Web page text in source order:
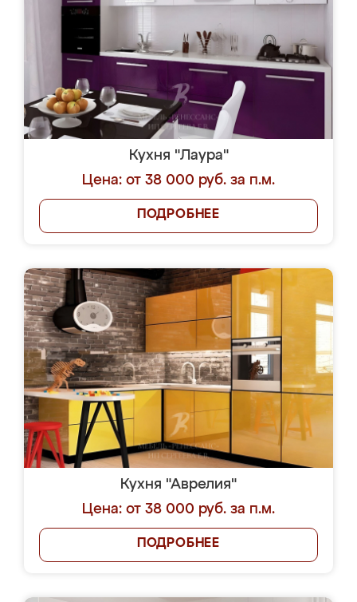
Кухня "Лаура"
Цена: от 38 000 руб. за п.м.
ПОДРОБНЕЕ
Кухня "Аврелия"
Цена: от 38 000 руб. за п.м.
ПОДРОБНЕЕ